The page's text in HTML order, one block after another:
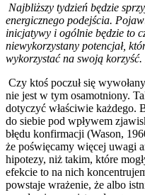
Najbliższy tydzień będzie
energicznego podejścia.
inicjatywy i ogólnie będzie to
niewykorzystany potencjał,
wykorzystać na swoją
Czy ktoś poczuł się
nie jest w tym osamotniony.
dotyczyć właściwie każdego.
do siebie pod wpływem
błędu konfirmacji (Wason,
że poświęcamy więcej uwagi
hipotezy, niż takim, które
efekcie to na nich
powstaje wrażenie, że albo